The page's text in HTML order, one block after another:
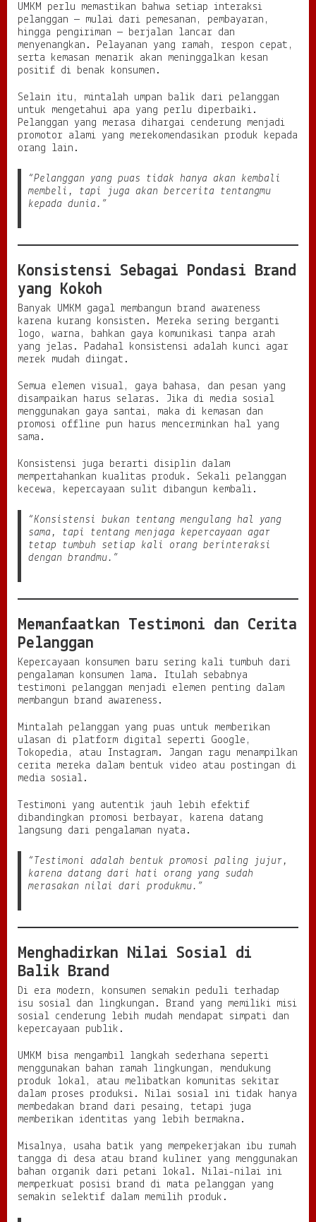
UMKM perlu memastikan bahwa setiap interaksi
pelanggan — mulai dari pemesanan, pembayaran,
hingga pengiriman — berjalan lancar dan
menyenangkan. Pelayanan yang ramah, respon cepat,
serta kemasan menarik akan meninggalkan kesan
positif di benak konsumen.
Selain itu, mintalah umpan balik dari pelanggan
untuk mengetahui apa yang perlu diperbaiki.
Pelanggan yang merasa dihargai cenderung menjadi
promotor alami yang merekomendasikan produk kepada
orang lain.
“Pelanggan yang puas tidak hanya akan kembali
membeli, tapi juga akan bercerita tentangmu
kepada dunia.”
Konsistensi Sebagai Pondasi Brand
yang Kokoh
Banyak UMKM gagal membangun brand awareness
karena kurang konsisten. Mereka sering berganti
logo, warna, bahkan gaya komunikasi tanpa arah
yang jelas. Padahal konsistensi adalah kunci agar
merek mudah diingat.
Semua elemen visual, gaya bahasa, dan pesan yang
disampaikan harus selaras. Jika di media sosial
menggunakan gaya santai, maka di kemasan dan
promosi offline pun harus mencerminkan hal yang
sama.
Konsistensi juga berarti disiplin dalam
mempertahankan kualitas produk. Sekali pelanggan
kecewa, kepercayaan sulit dibangun kembali.
“Konsistensi bukan tentang mengulang hal yang
sama, tapi tentang menjaga kepercayaan agar
tetap tumbuh setiap kali orang berinteraksi
dengan brandmu.”
Memanfaatkan Testimoni dan Cerita
Pelanggan
Kepercayaan konsumen baru sering kali tumbuh dari
pengalaman konsumen lama. Itulah sebabnya
testimoni pelanggan menjadi elemen penting dalam
membangun brand awareness.
Mintalah pelanggan yang puas untuk memberikan
ulasan di platform digital seperti Google,
Tokopedia, atau Instagram. Jangan ragu menampilkan
cerita mereka dalam bentuk video atau postingan di
media sosial.
Testimoni yang autentik jauh lebih efektif
dibandingkan promosi berbayar, karena datang
langsung dari pengalaman nyata.
“Testimoni adalah bentuk promosi paling jujur,
karena datang dari hati orang yang sudah
merasakan nilai dari produkmu.”
Menghadirkan Nilai Sosial di
Balik Brand
Di era modern, konsumen semakin peduli terhadap
isu sosial dan lingkungan. Brand yang memiliki misi
sosial cenderung lebih mudah mendapat simpati dan
kepercayaan publik.
UMKM bisa mengambil langkah sederhana seperti
menggunakan bahan ramah lingkungan, mendukung
produk lokal, atau melibatkan komunitas sekitar
dalam proses produksi. Nilai sosial ini tidak hanya
membedakan brand dari pesaing, tetapi juga
memberikan identitas yang lebih bermakna.
Misalnya, usaha batik yang mempekerjakan ibu rumah
tangga di desa atau brand kuliner yang menggunakan
bahan organik dari petani lokal. Nilai-nilai ini
memperkuat posisi brand di mata pelanggan yang
semakin selektif dalam memilih produk.